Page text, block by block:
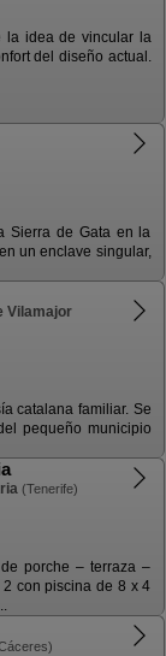
la idea de vincular la
del diseño actual.
Sierra de Gata en la
un enclave singular,
Vilamajor
catalana familiar. Se
pequeño municipio
(Tenerife)
porche – terraza –
con piscina de 8 x 4